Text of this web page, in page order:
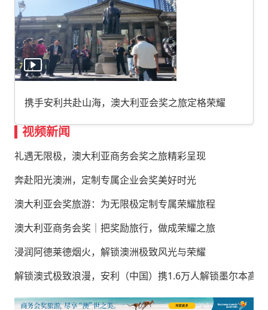
携手安利共赴山海，澳大利亚会奖之旅定格荣耀
视频新闻
礼遇无限极，澳大利亚商务会奖之旅精彩呈现
奔赴阳光澳洲，定制专属企业会奖美好时光
澳大利亚会奖旅游：为无限极定制专属荣耀旅程
澳大利亚商务会奖｜把奖励旅行，做成荣耀之旅
浸润阿德莱德烟火，解锁澳洲极致风光与荣耀
解锁澳式极致浪漫，安利（中国）携1.6万人解锁墨尔本高